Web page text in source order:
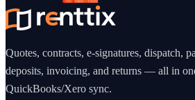
Quotes, contracts, e-signatures, dispatch,
deposits, invoicing, and returns — all in
QuickBooks/Xero sync.